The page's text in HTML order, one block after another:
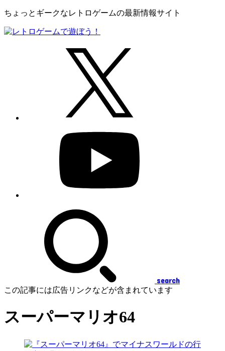
ちょっとギークなレトロゲームの最新情報サイト
search
この記事には広告リンクなどが含まれています
スーパーマリオ64